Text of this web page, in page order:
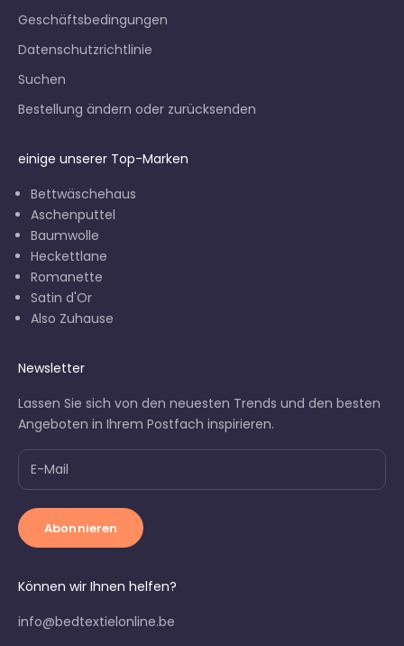
Geschäftsbedingungen
Datenschutzrichtlinie
Suchen
Bestellung ändern oder zurücksenden
einige unserer Top-Marken
Bettwäschehaus
Aschenputtel
Baumwolle
Heckettlane
Romanette
Satin d'Or
Also Zuhause
Newsletter
Lassen Sie sich von den neuesten Trends und den besten
Angeboten in Ihrem Postfach inspirieren.
Abonnieren
Können wir Ihnen helfen?
info@bedtextielonline.be